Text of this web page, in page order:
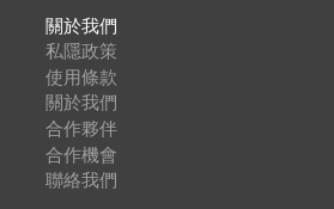
關於我們
私隱政策
使用條款
關於我們
合作夥伴
合作機會
聯絡我們